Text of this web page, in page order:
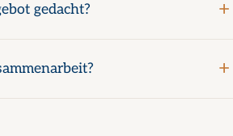
gedacht?